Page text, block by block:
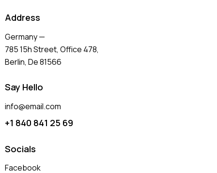
Address
Germany —
785 15h Street, Office 478,
Berlin, De 81566
Say Hello
info@email.com
+1 840 841 25 69
Socials
Facebook